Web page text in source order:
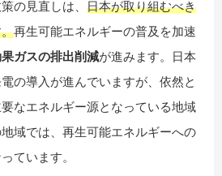
の見直しは、 日本が取り組むべき
再生可能エネルギーの普及を加速
ガスの排出削減が進みます。日本
の導入が進んでいますが、依然と
なエネルギー源となっている地域
域では、再生可能エネルギーへの
ています。